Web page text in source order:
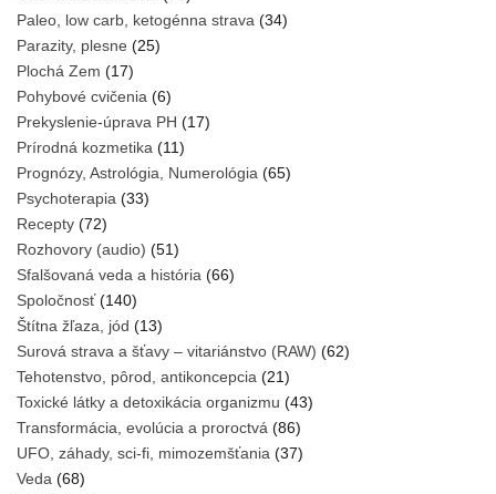
Paleo, low carb, ketogénna strava (34)
Parazity, plesne (25)
Plochá Zem (17)
Pohybové cvičenia (6)
Prekyslenie-úprava PH (17)
Prírodná kozmetika (11)
Prognózy, Astrológia, Numerológia (65)
Psychoterapia (33)
Recepty (72)
Rozhovory (audio) (51)
Sfalšovaná veda a história (66)
Spoločnosť(140)
Štítna žľaza, jód (13)
Surová strava a šťavy – vitariánstvo (RAW) (62)
Tehotenstvo, pôrod, antikoncepcia (21)
Toxické látky a detoxikácia organizmu (43)
Transformácia, evolúcia a proroctvá (86)
UFO, záhady, sci-fi, mimozemšťania (37)
Veda (68)